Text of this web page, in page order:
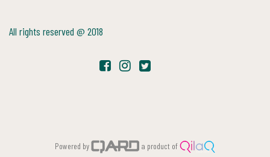
All rights reserved @ 2018
Powered by a product of